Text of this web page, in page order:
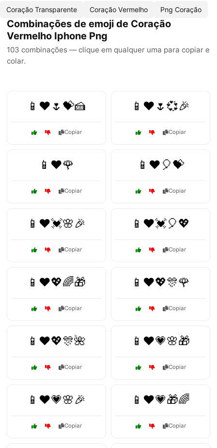
Coração Transparente Coração Vermelho Png Coração
Combinações de emoji de Coração
Vermelho Iphone Png
103 combinações — clique em qualquer uma para copiar e
colar.
📱❤️🌷💝🍰
Copiar
📱❤️🌷💞🎉
Copiar
📱❤️🌹
Copiar
📱❤️🎈💝
Copiar
📱❤️💓🌸🎉
Copiar
📱❤️💓🎈💖
Copiar
📱❤️💖🌈🎁
Copiar
📱❤️💖🎊🌹
Copiar
📱❤️💖🎊🌺
Copiar
📱❤️💗🌸🎁
Copiar
📱❤️💗🌸🎉
Copiar
📱❤️💗🎁🌈
Copiar